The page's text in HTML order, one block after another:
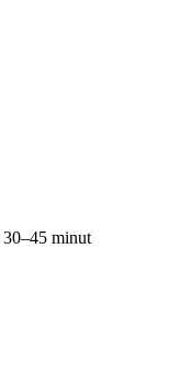
30–45 minut